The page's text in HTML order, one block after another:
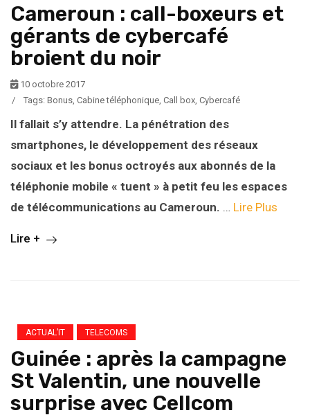
Cameroun : call-boxeurs et
gérants de cybercafé
broient du noir
10 octobre 2017
/
Tags: Bonus Cabine téléphonique Call box Cybercafé
Il fallait s’y attendre. La pénétration des
smartphones, le développement des réseaux
sociaux et les bonus octroyés aux abonnés de la
téléphonie mobile « tuent » à petit feu les espaces
de télécommunications au Cameroun. … Lire Plus
Lire +
ACTUAL’IT TELECOMS
Guinée : après la campagne
St Valentin, une nouvelle
surprise avec Cellcom